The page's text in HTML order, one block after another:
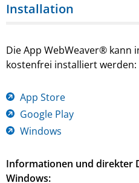
Installation
Die App WebWeaver® kann
kostenfrei installiert werden:
App Store
Google Play
Windows
Informationen und direkter
Windows: